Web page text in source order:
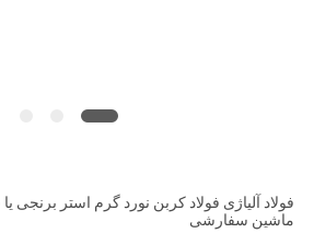
فولاد آلیاژی فولاد کربن نورد گرم استر
ماشین سفارشی